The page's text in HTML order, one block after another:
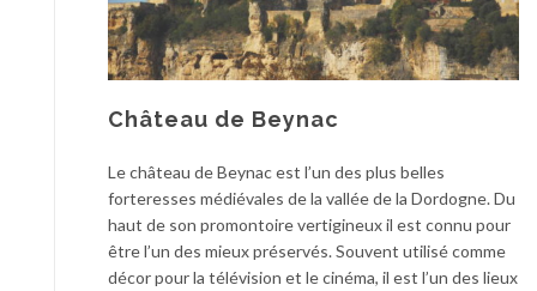
Château de Beynac
Le château de Beynac est l’un des plus belles
forteresses médiévales de la vallée de la Dordogne. Du
haut de son promontoire vertigineux il est connu pour
être l’un des mieux préservés. Souvent utilisé comme
décor pour la télévision et le cinéma, il est l’un des lieux